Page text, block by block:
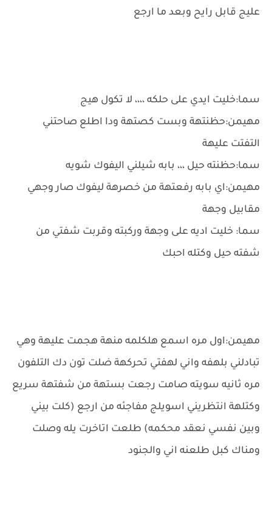
عليج قابل رايح وبعد ما ارجع
سما:خليت ايدي على حلكه ،،،، لا تكول هيج
مهيمن:حظنتهة وبست كصتهة ودا اطلع صاحتني
التفتت عليهة
سما:حظنته حيل ،،، بابه شيلني اليفوك شويه
مهيمن:اي بابه رفعتهة من خصرهة ليفوك صار وجهي
مقابيل وجهة
سما: خليت اديه على وجهة وركبته وقربت شفتي من
شفته حيل وكتله احبك
مهيمن:اول مره اسمع هلكلمه منهة هجمت عليهة وهي
تبادلني بلهفه واني لهفتي تحركهة ضلت تون دك التلفون
مره ثانيه سويته صامت رجعت بستهة من شفتهة سريع
وكتلهة انتظريني اسويلج مفاجئه من ارجع (كلت بيني
وبين نفسي نعقد محكمه) طلعت اتاخرت يله وصلت
ومناك كبل طلعنه اني والجنود